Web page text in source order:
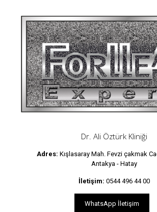
Dr. Ali Öztürk Kliniği
Adres: Kışlasaray Mah. Fevzi çakmak
Antakya - Hatay
İletişim: 0544 496 44 00
WhatsApp İletişim